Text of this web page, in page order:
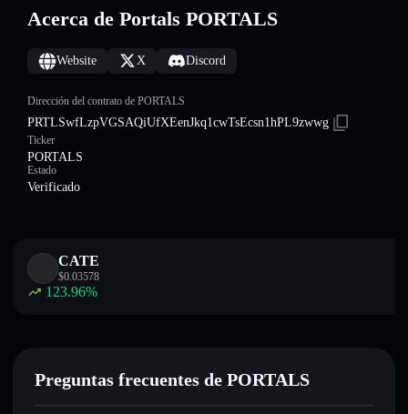
Acerca de Portals PORTALS
Website X Discord
Dirección del contrato de PORTALS
PRTLSwfLzpVGSAQiUfXEenJkq1cwTsEcsn1hPL9zwwg
Ticker
PORTALS
Estado
Verificado
CATE
$0.03578
123.96%
Preguntas frecuentes de PORTALS